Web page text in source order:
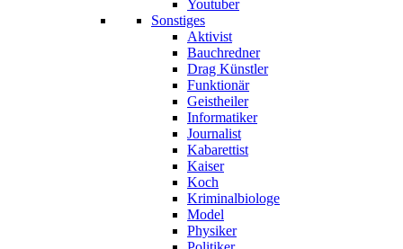
Youtuber
Sonstiges
Aktivist
Bauchredner
Drag Künstler
Funktionär
Geistheiler
Informatiker
Journalist
Kabarettist
Kaiser
Koch
Kriminalbiologe
Model
Physiker